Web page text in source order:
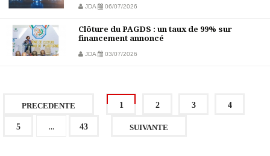
JDA 06/07/2026
Clôture du PAGDS : un taux de 99% sur
financement annoncé
JDA 03/07/2026
PRECEDENTE 1 2 3 4
5 ... 43 SUIVANTE